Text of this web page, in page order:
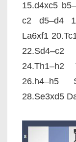
15.d4xc5
c2 d5–d4
La6xf1
22.Sd4–c2
24.Th1–h2
26.h4–h5
28.Se3xd5